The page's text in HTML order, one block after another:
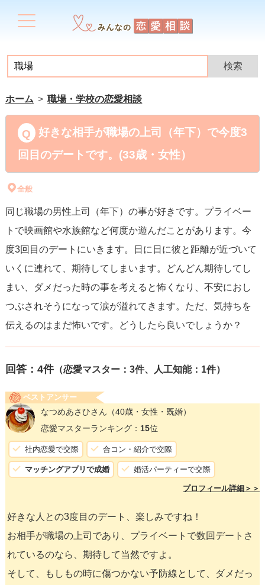
ホーム 職場・学校の恋愛相談
好きな相手が職場の上司（年下）で今度3
回目のデートです。(33歳・女性）
全般
同じ職場の男性上司（年下）の事が好きです。プライベー
トで映画館や水族館など何度か遊んだことがあります。今
度3回目のデートにいきます。日に日に彼と距離が近づいて
いくに連れて、期待してしまいます。どんどん期待してし
まい、ダメだった時の事を考えると怖くなり、不安におし
つぶされそうになって涙が溢れてきます。ただ、気持ちを
伝えるのはまだ怖いです。どうしたら良いでしょうか？
回答： 4件（恋愛マスター：3件、人工知能：1件）
ベストアンサー
なつめあさひさん （40歳・女性・既婚）
恋愛マスターランキング： 15位
社内恋愛で交際 合コン・紹介で交際
マッチングアプリで成婚 婚活パーティーで交際
プロフィール詳細＞＞
好きな人との3度目のデート、楽しみですね！
お相手が職場の上司であり、プライベートで数回デートさ
れているのなら、期待して当然ですよ。
そして、もしもの時に傷つかない予防線として、ダメだっ